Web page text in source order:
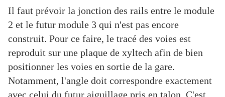
Il faut prévoir la jonction des rails entre le module
2 et le futur module 3 qui n'est pas encore
construit. Pour ce faire, le tracé des voies est
reproduit sur une plaque de xyltech afin de bien
positionner les voies en sortie de la gare.
Notamment, l'angle doit correspondre exactement
avec celui du futur aiguillage pris en talon. C'est